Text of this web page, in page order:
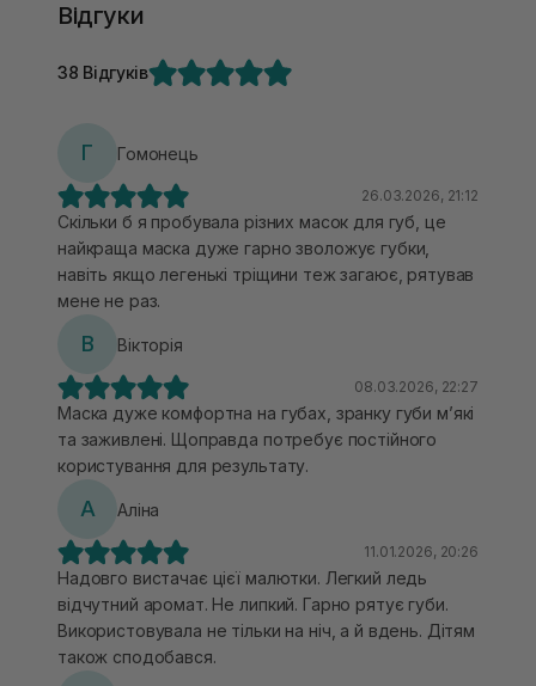
Відгуки
38 Відгуків
Г Гомонець
26.03.2026, 21:12
Скільки б я пробувала різних масок для губ, це
найкраща маска дуже гарно зволожує губки,
навіть якщо легенькі тріщини теж загаює, рятував
мене не раз.
В Вікторія
08.03.2026, 22:27
Маска дуже комфортна на губах, зранку губи мʼякі
та заживлені. Щоправда потребує постійного
користування для результату.
А Аліна
11.01.2026, 20:26
Надовго вистачає цієї малютки. Легкий ледь
відчутний аромат. Не липкий. Гарно рятує губи.
Використовувала не тільки на ніч, а й вдень. Дітям
також сподобався.